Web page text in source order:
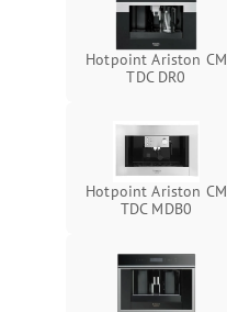
Hotpoint Ariston CM
TDC DR0
Hotpoint Ariston CM
TDC MDB0